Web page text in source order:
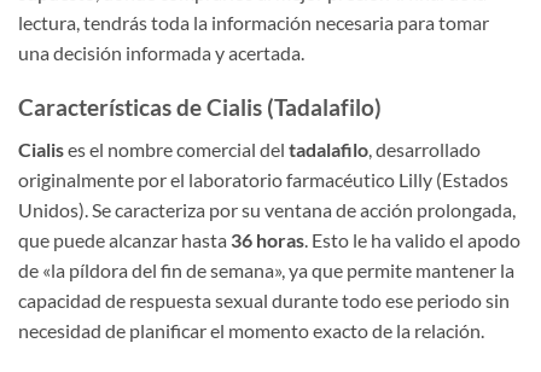
lectura, tendrás toda la información necesaria para tomar
una decisión informada y acertada.
Características de Cialis (Tadalafilo)
Cialises el nombre comercial del tadalafilo , desarrollado
originalmente por el laboratorio farmacéutico Lilly (Estados
Unidos). Se caracteriza por su ventana de acción prolongada,
que puede alcanzar hasta 36 horas . Esto le ha valido el apodo
de «la píldora del fin de semana», ya que permite mantener la
capacidad de respuesta sexual durante todo ese periodo sin
necesidad de planificar el momento exacto de la relación.